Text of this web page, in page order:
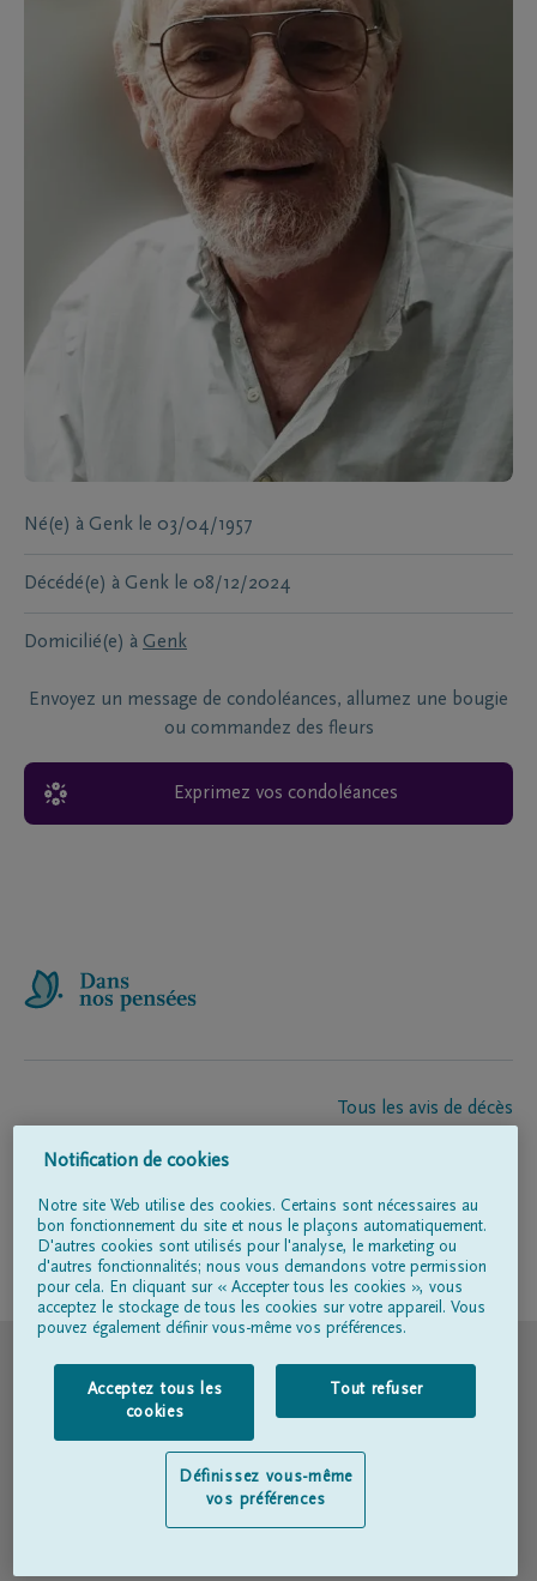
Né(e) à Genk le 03/04/1957
Décédé(e) à Genk le 08/12/2024
Domicilié(e) à Genk
Envoyez un message de condoléances, allumez une bougie
ou commandez des fleurs
Exprimez vos condoléances
Tous les avis de décès
Entrepreneur de pompes funèbres
Suivez-nous sur
Conditions d'utilisation
Déclaration relative à la vie privée
Déclaration d’accessibilité
Notification de cookies
Notre site Web utilise des cookies. Certains sont nécessaires au
bon fonctionnement du site et nous le plaçons automatiquement.
D'autres cookies sont utilisés pour l'analyse, le marketing ou
d'autres fonctionnalités; nous vous demandons votre permission
pour cela. En cliquant sur « Accepter tous les cookies », vous
acceptez le stockage de tous les cookies sur votre appareil. Vous
pouvez également définir vous-même vos préférences.
Acceptez tous les
cookies
Tout refuser
Définissez vous-même
vos préférences